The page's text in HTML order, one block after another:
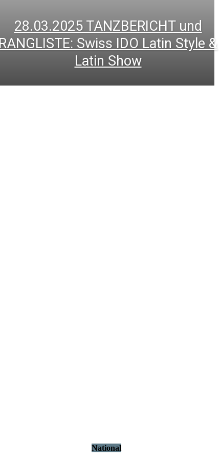
28.03.2025 TANZBERICHT und
RANGLISTE: Swiss IDO Latin Style &
Latin Show
National